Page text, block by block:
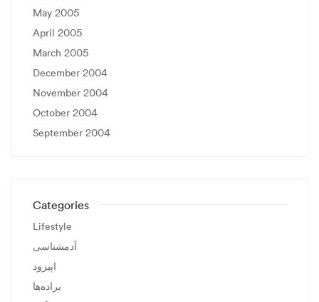
May 2005
April 2005
March 2005
December 2004
November 2004
October 2004
September 2004
Categories
Lifestyle
آدمشناسی
اپیزود
براده‌ها